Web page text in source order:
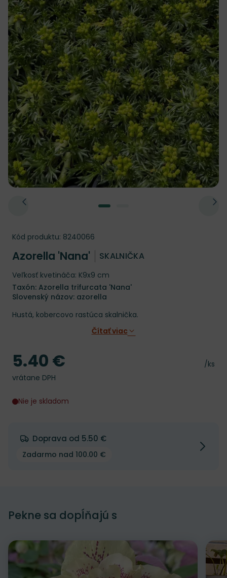
Kód produktu: 8240066
Azorella 'Nana' SKALNIČKA
Veľkosť kvetináča: K9x9 cm
Taxón: Azorella trifurcata 'Nana'
Slovenský názov: azorella
Hustá, kobercovo rastúca skalnička.
Čítať viac
Cena
/ks
Cena
5.40 €
vrátane DPH
Nie je skladom
Doprava od 5.50 €
Zadarmo nad 100.00 €
Pekne sa dopĺňajú s